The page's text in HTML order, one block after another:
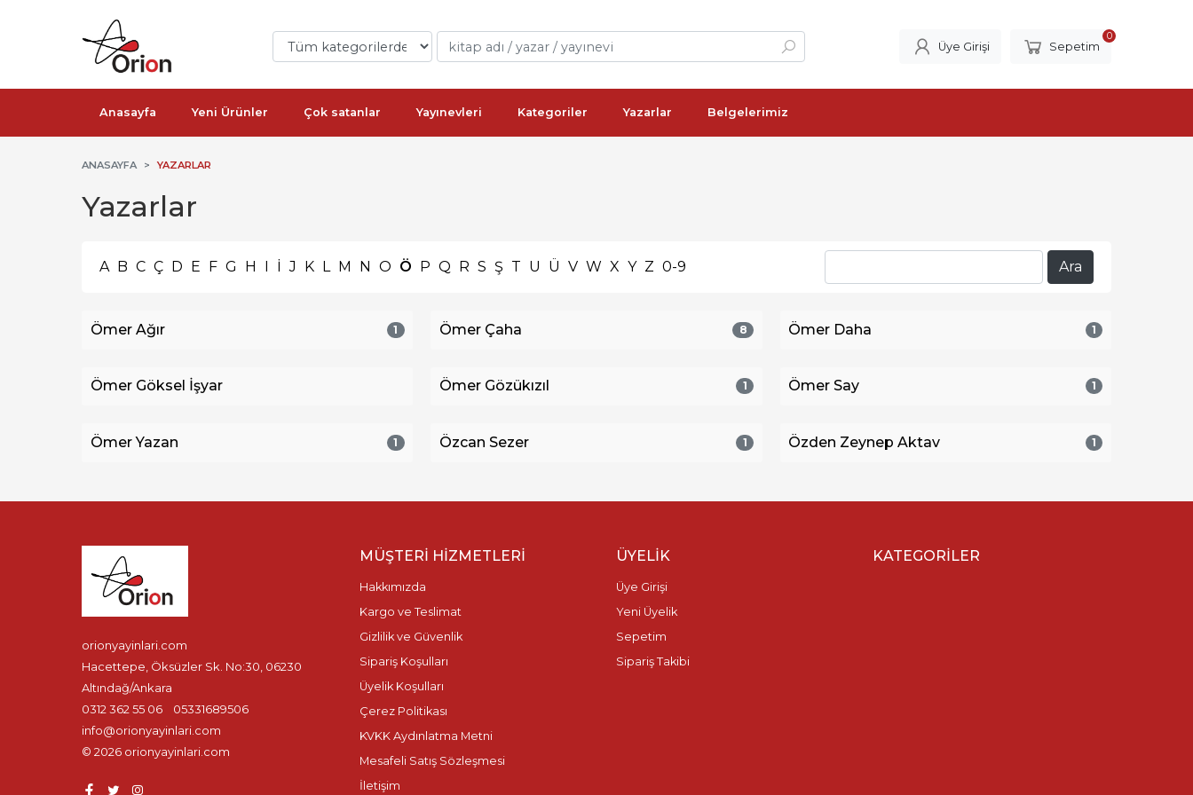
Üye Girişi Sepetim
0
Anasayfa Yeni Ürünler Çok satanlar Yayınevleri Kategoriler Yazarlar Belgelerimiz
ANASAYFA YAZARLAR
Yazarlar
A B C Ç D E F G H I İ J K L M N O Ö P Q R S Ş T U Ü V W X Y Z 0-9
Ömer Ağır 1 Ömer Çaha 8 Ömer Daha 1
Ömer Göksel İşyar Ömer Gözükızıl 1 Ömer Say 1
Ömer Yazan 1 Özcan Sezer 1 Özden Zeynep Aktav 1
orionyayinlari.com
Hacettepe, Öksüzler Sk. No:30, 06230
Altındağ/Ankara
0312 362 55 06
05331689506
info@orionyayinlari.com
© 2026 orionyayinlari.com
MÜŞTERI HIZMETLERI
Hakkımızda
Kargo ve Teslimat
Gizlilik ve Güvenlik
Sipariş Koşulları
Üyelik Koşulları
Çerez Politikası
KVKK Aydınlatma Metni
Mesafeli Satış Sözleşmesi
İletişim
ÜYELIK
Üye Girişi
Yeni Üyelik
Sepetim
Sipariş Takibi
KATEGORILER